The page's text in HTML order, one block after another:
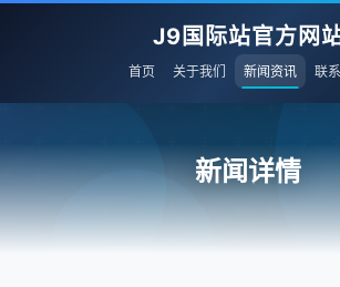
J9国际站官方网
首页 关于我们 新闻资讯 联
新闻详情